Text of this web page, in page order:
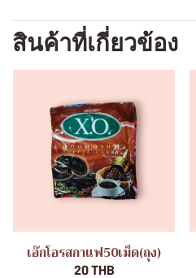
สินค้าที่เกี่ยวข้อง
เอ๊กโอรสกาแฟ50เม็ด(ถุง)
20 THB